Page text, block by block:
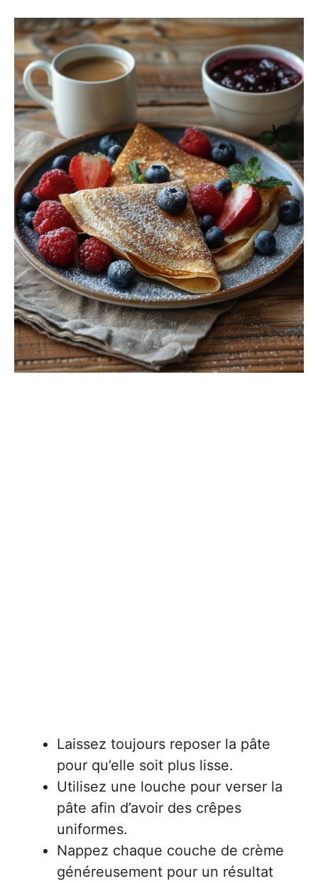
Laissez toujours reposer la pâte
pour qu’elle soit plus lisse.
Utilisez une louche pour verser la
pâte afin d’avoir des crêpes
uniformes.
Nappez chaque couche de crème
généreusement pour un résultat